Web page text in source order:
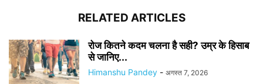
RELATED ARTICLES
रोज कितने कदम चलना है सही? उम्र के हिसाब
से जानिए...
Himanshu Pandey - अगस्त 7, 2026